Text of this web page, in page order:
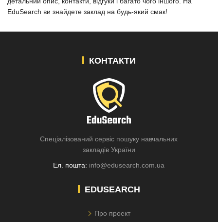
EduSearch ви знайдете заклад на будь-який смак!
КОНТАКТИ
Спеціалізований сервіс пошуку навчальних
закладів України
Ел. пошта: info@edusearch.com.ua
EDUSEARCH
Про проект